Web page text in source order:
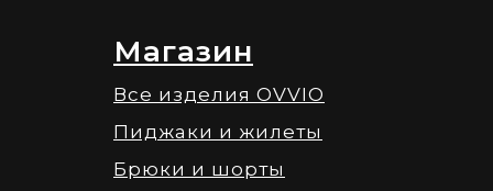
Все изделия OVVIO
Пиджаки и жилеты
Брюки и шорты
Магазин